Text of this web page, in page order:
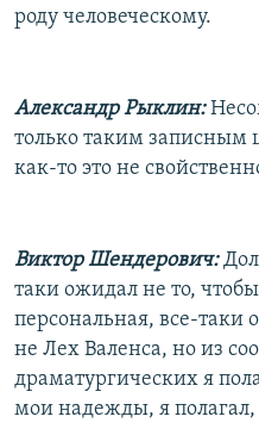
роду человеческому.
Александр Рыклин:
только таким записным
как-то это не
Виктор Шендерович:
таки ожидал не то,
персональная, все-таки
не Лех Валенса, но из
драматургических я
мои надежды, я